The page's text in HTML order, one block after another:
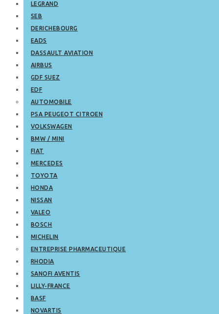
LEGRAND
SEB
DERICHEBOURG
EADS
DASSAULT AVIATION
AIRBUS
GDF SUEZ
EDF
AUTOMOBILE
PSA PEUGEOT CITROEN
VOLKSWAGEN
BMW / MINI
FIAT
MERCEDES
TOYOTA
HONDA
NISSAN
VALEO
BOSCH
MICHELIN
ENTREPRISE PHARMACEUTIQUE
RHODIA
SANOFI AVENTIS
LILLY-FRANCE
BASF
NOVARTIS